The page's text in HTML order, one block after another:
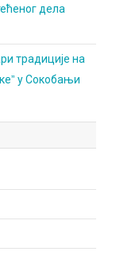
дела
традиције на
у Сокобањи